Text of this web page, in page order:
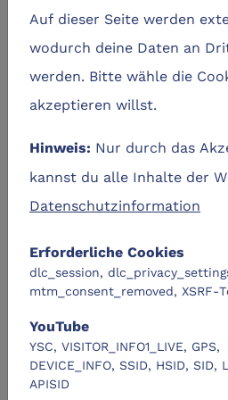
Auf dieser Seite werden
wodurch deine Daten an
werden. Bitte wähle die
akzeptieren willst.
Hinweis: Nur durch das
kannst du alle Inhalte der
Datenschutzinformation
Erforderliche Cookies
dlc_session,
mtm_consent_removed, XSRF-
YouTube
YSC, VISITOR_INFO1_LIVE, GPS,
DEVICE_INFO, SSID, HSID, SID,
APISID
August
Mo Di Mi
27 28 30
3 4 5 6
17 18 19
Vor Ort
Online